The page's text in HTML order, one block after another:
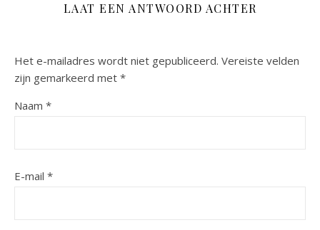
LAAT EEN ANTWOORD ACHTER
Het e-mailadres wordt niet gepubliceerd. Vereiste velden
zijn gemarkeerd met *
Naam *
E-mail *